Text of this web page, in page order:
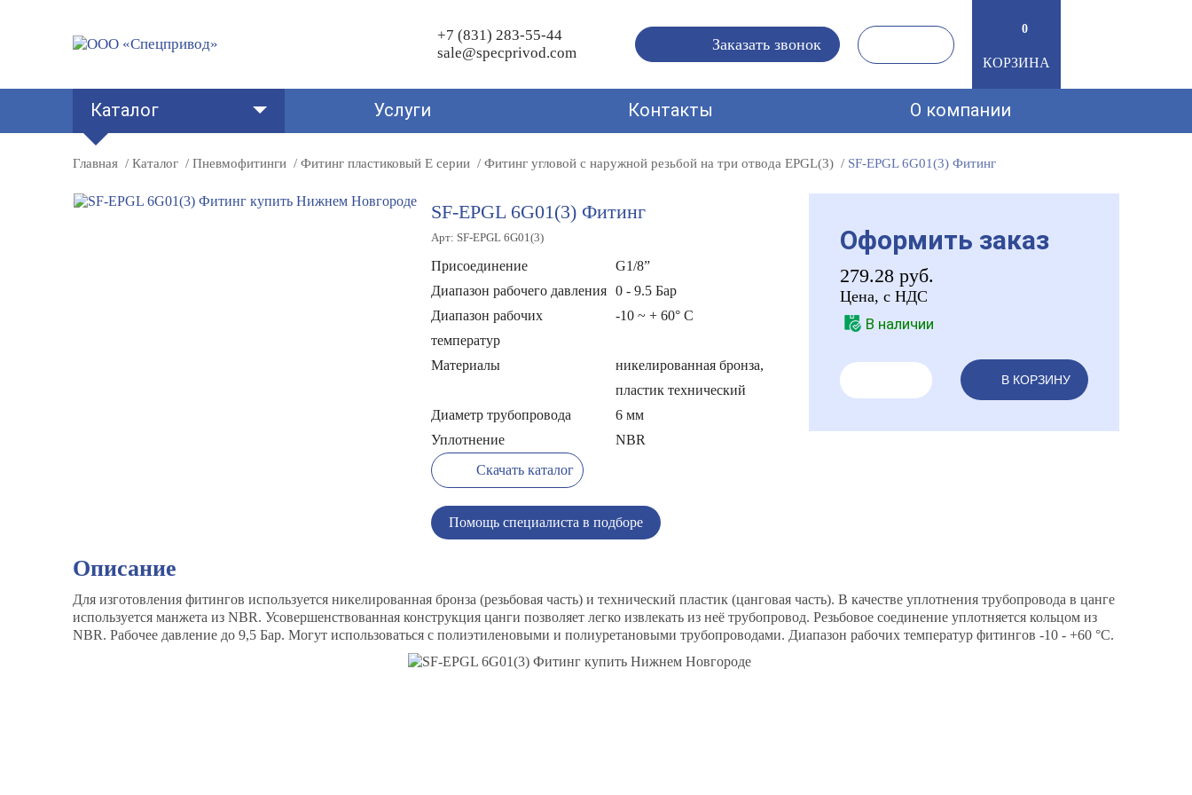
+7 (831) 283-55-44
sale@specprivod.com
Заказать звонок
0
КОРЗИНА
Каталог Услуги Контакты О компании
Главная Каталог Пневмофитинги Фитинг пластиковый E серии Фитинг угловой с наружной резьбой на три отвода EPGL(3) SF-EPGL 6G01(3) Фитинг
SF-EPGL 6G01(3) Фитинг
Арт: SF-EPGL 6G01(3)
Присоединение
G1/8”
Диапазон рабочего давления 0 - 9.5 Бар
Диапазон рабочих
температур
-10 ~ + 60° C
Материалы
никелированная бронза,
пластик технический
Диаметр трубопровода
6 мм
Уплотнение
NBR
Скачать каталог
Помощь специалиста в подборе
Оформить заказ
279.28 руб.
Цена, с НДС
В наличии
В КОРЗИНУ
Описание
Для изготовления фитингов используется никелированная бронза (резьбовая часть) и технический пластик (цанговая часть). В качестве уплотнения трубопровода в цанге
используется манжета из NBR. Усовершенствованная конструкция цанги позволяет легко извлекать из неё трубопровод. Резьбовое соединение уплотняется кольцом из
NBR. Рабочее давление до 9,5 Бар. Могут использоваться с полиэтиленовыми и полиуретановыми трубопроводами. Диапазон рабочих температур фитингов -10 - +60 °C.